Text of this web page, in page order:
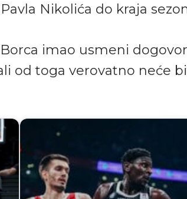
Nikolića do kraja
imao usmeni
od toga verovatno neće